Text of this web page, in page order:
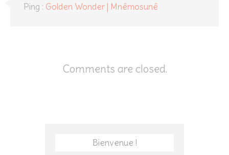
Ping : Golden Wonder | Mnêmosunê
Comments are closed.
Bienvenue !